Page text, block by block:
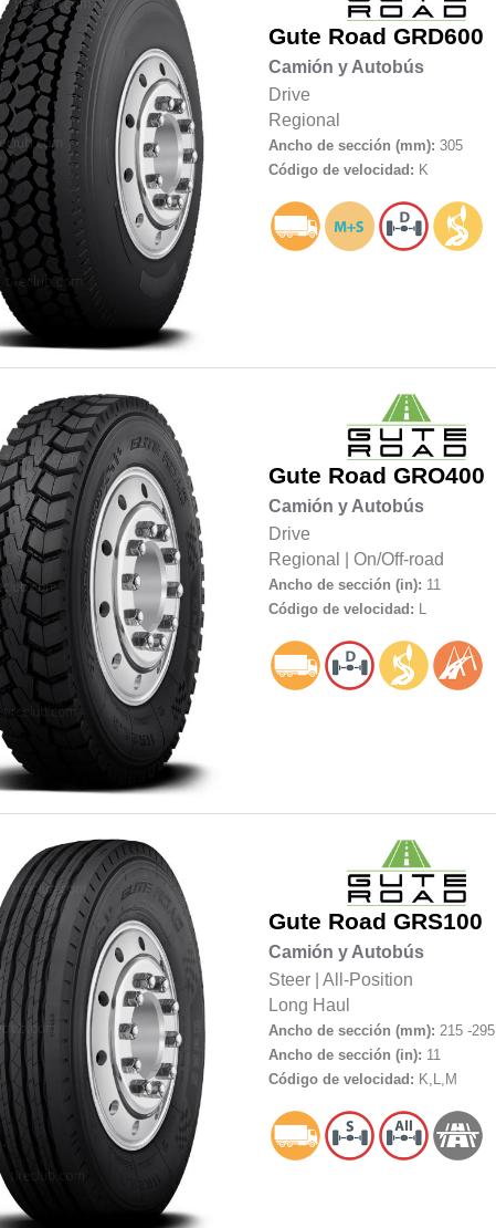
Gute Road GRD600
Camión y Autobús
Drive
Regional
Ancho de sección (mm): 305
Código de velocidad: K
Gute Road GRO400
Camión y Autobús
Drive
Regional
On/Off-road
Ancho de sección (in): 11
Código de velocidad: L
Gute Road GRS100
Camión y Autobús
Steer| All-Position
Long Haul
Ancho de sección (mm): 215 -295
Ancho de sección (in): 11
Código de velocidad: K,L,M